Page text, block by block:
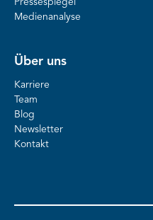
Pressespiegel
Medienanalyse
Über uns
Karriere
Team
Blog
Newsletter
Kontakt